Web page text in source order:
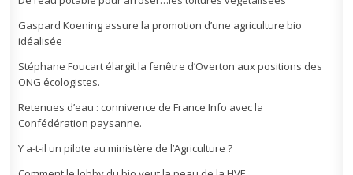
Gaspard Koening assure la promotion d’une agriculture bio
idéalisée
Stéphane Foucart élargit la fenêtre d’Overton aux positions des
ONG écologistes.
Retenues d’eau : connivence de France Info avec la
Confédération paysanne.
Y a-t-il un pilote au ministère de l’Agriculture ?